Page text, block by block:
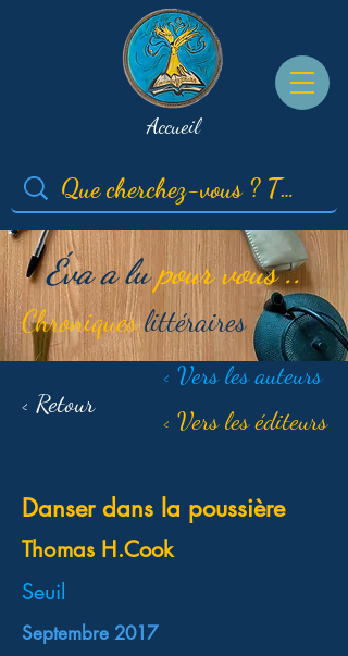
Accueil
Éva a lupour vous ..
Chroniqueslittéraires
< Retour
< Vers les auteurs
< Vers les éditeurs
Danser dans la poussière
Thomas H.Cook
Seuil
Septembre 2017